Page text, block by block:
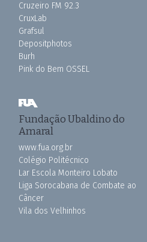
Cruzeiro FM 92.3
CruxLab
Grafsul
Depositphotos
Burh
Pink do Bem OSSEL
Fundação Ubaldino do
Amaral
www.fua.org.br
Colégio Politécnico
Lar Escola Monteiro Lobato
Liga Sorocabana de Combate ao
Câncer
Vila dos Velhinhos